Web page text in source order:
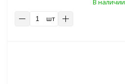
В наличии
шт